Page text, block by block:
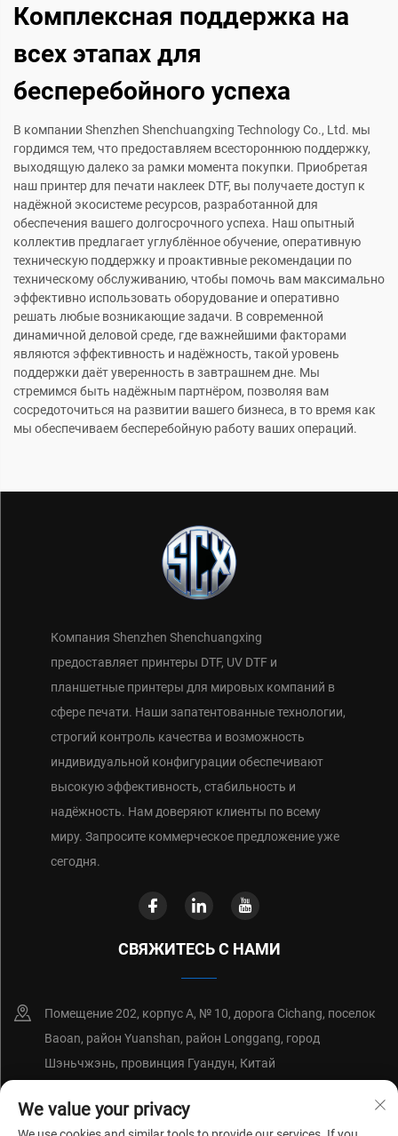
Комплексная поддержка на
всех этапах для
бесперебойного успеха
В компании Shenzhen Shenchuangxing Technology Co., Ltd. мы
гордимся тем, что предоставляем всестороннюю поддержку,
выходящую далеко за рамки момента покупки. Приобретая
наш принтер для печати наклеек DTF, вы получаете доступ к
надёжной экосистеме ресурсов, разработанной для
обеспечения вашего долгосрочного успеха. Наш опытный
коллектив предлагает углублённое обучение, оперативную
техническую поддержку и проактивные рекомендации по
техническому обслуживанию, чтобы помочь вам максимально
эффективно использовать оборудование и оперативно
решать любые возникающие задачи. В современной
динамичной деловой среде, где важнейшими факторами
являются эффективность и надёжность, такой уровень
поддержки даёт уверенность в завтрашнем дне. Мы
стремимся быть надёжным партнёром, позволяя вам
сосредоточиться на развитии вашего бизнеса, в то время как
мы обеспечиваем бесперебойную работу ваших операций.
Компания Shenzhen Shenchuangxing
предоставляет принтеры DTF, UV DTF и
планшетные принтеры для мировых компаний в
сфере печати. Наши запатентованные технологии,
строгий контроль качества и возможность
индивидуальной конфигурации обеспечивают
высокую эффективность, стабильность и
надёжность. Нам доверяют клиенты по всему
миру. Запросите коммерческое предложение уже
сегодня.
СВЯЖИТЕСЬ С НАМИ
Помещение 202, корпус А, № 10, дорога Cichang, поселок
Baoan, район Yuanshan, район Longgang, город
Шэньчжэнь, провинция Гуандун, Китай
+86-18214652676
We value your privacy